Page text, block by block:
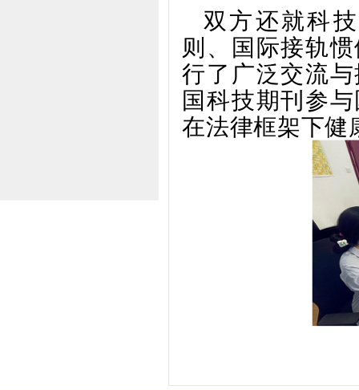
双方还就科
则、国际接轨
行了广泛交流
国科技期刊参
在法律框架下健